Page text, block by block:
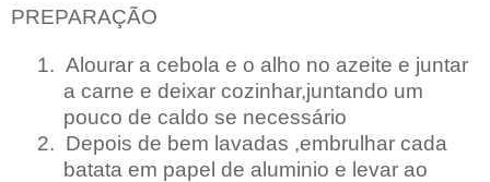
PREPARAÇÃO
1. Alourar a cebola e o alho no azeite e juntar
a carne e deixar cozinhar,juntando um
pouco de caldo se necessário
2. Depois de bem lavadas ,embrulhar cada
batata em papel de aluminio e levar ao